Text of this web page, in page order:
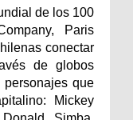
de los 100
Paris
conectar
de globos
que
Mickey